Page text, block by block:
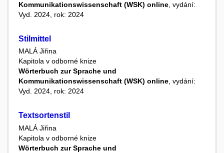
Kommunikationswissenschaft (WSK) online , vydání:
Vyd. 2024, rok: 2024
Stilmittel
MALÁ Jiřina
Kapitola v odborné knize
Wörterbuch zur Sprache und
Kommunikationswissenschaft (WSK) online, vydání:
Vyd. 2024, rok: 2024
Textsortenstil
MALÁ Jiřina
Kapitola v odborné knize
Wörterbuch zur Sprache und